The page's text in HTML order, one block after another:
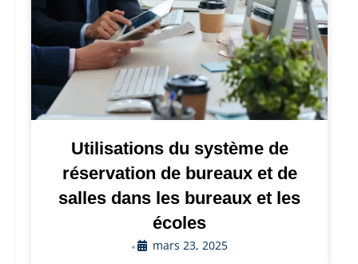
Utilisations du système de
réservation de bureaux et de
salles dans les bureaux et les
écoles
• mars 23, 2025